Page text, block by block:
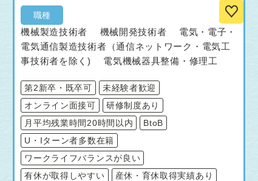
職種
機械製造技術者 機械開発技術者 電気・電子・
電気通信製造技術者（通信ネットワーク・電気工
事技術者を除く) 電気機械器具整備・修理工
第2新卒・既卒可
未経験者歓迎
オンライン面接可
研修制度あり
月平均残業時間20時間以内
BtoB
U・Iターン者多数在籍
ワークライフバランスが良い
有休が取得しやすい
産休・育休取得実績あり